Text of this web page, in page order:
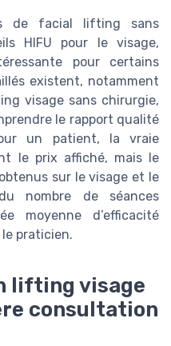
de facial lifting sans
HIFU pour le visage,
pour certains
existent, notamment
visage sans chirurgie,
le rapport qualité
un patient, la vraie
le prix affiché, mais le
sur le visage et le
nombre de séances
moyenne d’efficacité
praticien.
lifting visage
consultation